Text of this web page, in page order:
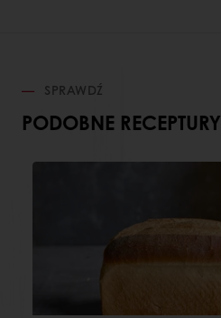
SPRAWDŹ
PODOBNE RECEPTURY